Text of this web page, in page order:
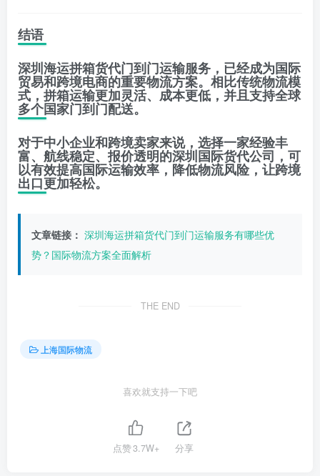
结语
深圳海运拼箱货代门到门运输服务，已经成为国际
贸易和跨境电商的重要物流方案。相比传统物流模
式，拼箱运输更加灵活、成本更低，并且支持全球
多个国家门到门配送。
对于中小企业和跨境卖家来说，选择一家经验丰
富、航线稳定、报价透明的深圳国际货代公司，可
以有效提高国际运输效率，降低物流风险，让跨境
出口更加轻松。
文章链接： 深圳海运拼箱货代门到门运输服务有哪些优
势？国际物流方案全面解析
THE END
上海国际物流
喜欢就支持一下吧
点赞3.7W+ 分享